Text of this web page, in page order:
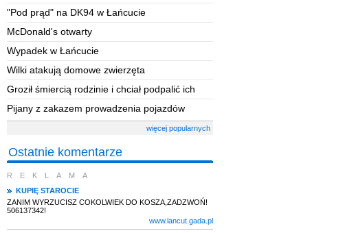
potrzeby
"Pod prąd" na DK94 w Łańcucie
McDonald's otwarty
Wypadek w Łańcucie
Wilki atakują domowe zwierzęta
Groził śmiercią rodzinie i chciał podpalić ich
dom
Pijany z zakazem prowadzenia pojazdów
więcej popularnych
Ostatnie komentarze
REKLAMA
KUPIĘ STAROCIE
ZANIM WYRZUCISZ COKOLWIEK DO KOSZA,ZADZWOŃ!
506137342!
www.lancut.gada.pl